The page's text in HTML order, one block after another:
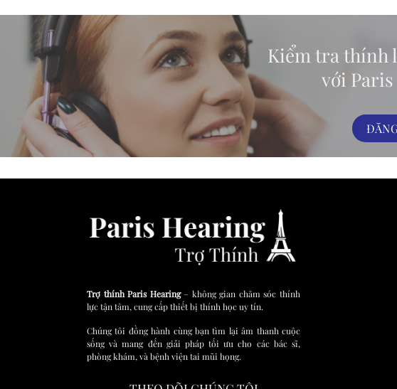
Kiểm tra thính
với
Trợ thính Paris Hearing– không gian chăm sóc thính
lực tận tâm, cung cấp thiết bị thính học uy tín.
Chúng tôi đồng hành cùng bạn tìm lại âm thanh cuộc
sống và mang đến giải pháp tối ưu cho các bác sĩ,
phòng khám, và bệnh viện tai mũi họng.